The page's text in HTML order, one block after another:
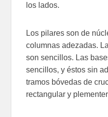
los lados.
Los pilares son de
columnas adezadas.
son sencillos. Las
sencillos, y éstos sin
tramos bóvedas de
rectangular y